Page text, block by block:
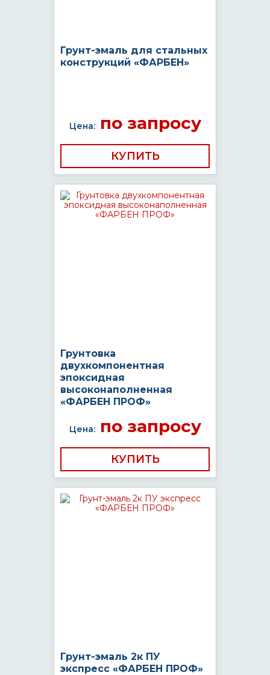
Грунт-эмаль для стальных
конструкций «ФАРБЕН»
Цена:по запросу
КУПИТЬ
Грунтовка
двухкомпонентная
эпоксидная
высоконаполненная
«ФАРБЕН ПРОФ»
Цена:по запросу
КУПИТЬ
Грунт-эмаль 2к ПУ
экспресс «ФАРБЕН ПРОФ»